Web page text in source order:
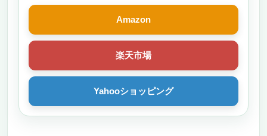
Amazon
楽天市場
Yahooショッピング